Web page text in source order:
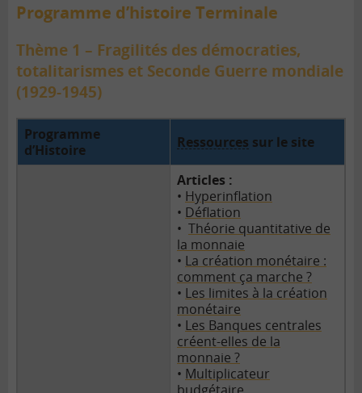
Programme d’histoire Terminale
Thème 1 – Fragilités des démocraties,
totalitarismes et Seconde Guerre mondiale
(1929-1945)
Programme
d’Histoire
Ressources sur le site
Articles :
• Hyperinflation
• Déflation
• Théorie quantitative de
la monnaie
• La création monétaire :
comment ça marche ?
• Les limites à la création
monétaire
• Les Banques centrales
créent-elles de la
monnaie ?
• Multiplicateur